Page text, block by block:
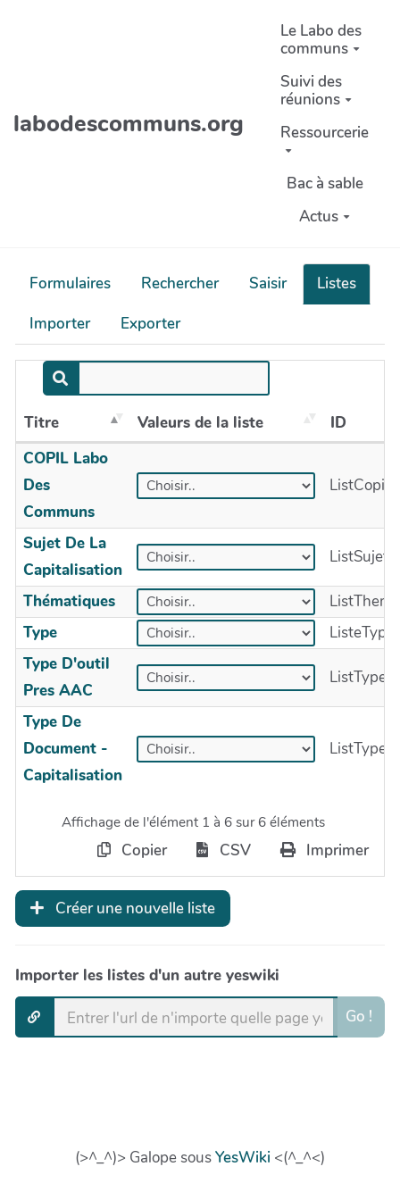
labodescommuns.org
Le Labo des
communs
Suivi des
réunions
Ressourcerie
Bac à sable
Actus
Formulaires Rechercher Saisir
Listes
Importer
Exporter
Titre Valeurs de la liste
ID
COPIL Labo
Des
Communs
Sujet De La
Capitalisation
Thématiques
Type
ListeType
Type D'outil
Pres AAC
Type De
Document -
Capitalisation
Affichage de l'élément 1 à 6 sur 6 éléments
Copier CSV Imprimer
Créer une nouvelle liste
Importer les listes d'un autre yeswiki
Go !
(>^_^)> Galope sousYesWiki <(^_^<)